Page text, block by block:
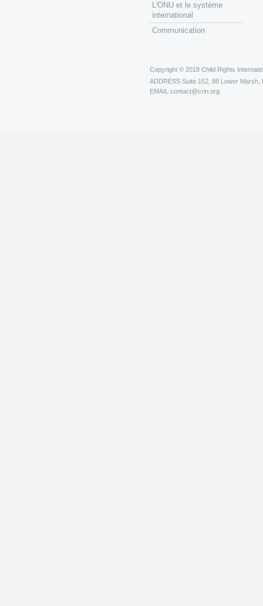
L'ONU et le système
international
Communication
Copyright © 2018 Child Rights
ADDRESS Suite 152, 88 Lower Marsh,
EMAIL contact@crin.org